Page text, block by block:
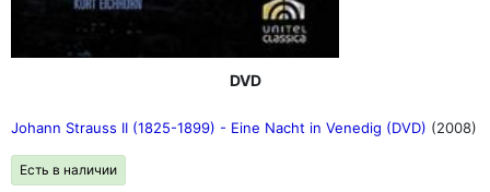
DVD
Johann Strauss II (1825-1899) - Eine Nacht in Venedig (DVD) (2008)
Есть в наличии